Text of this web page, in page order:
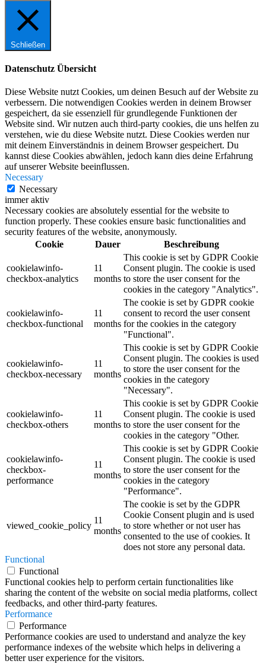
Schließen
Datenschutz Übersicht
Diese Website nutzt Cookies, um deinen Besuch auf der Website zu
verbessern. Die notwendigen Cookies werden in deinem Browser
gespeichert, da sie essenziell für grundlegende Funktionen der
Website sind. Wir nutzen auch third-party cookies, die uns helfen zu
verstehen, wie du diese Website nutzt. Diese Cookies werden nur
mit deinem Einverständnis in deinem Browser gespeichert. Du
kannst diese Cookies abwählen, jedoch kann dies deine Erfahrung
auf unserer Website beeinflussen.
Necessary
Necessary
immer aktiv
Necessary cookies are absolutely essential for the website to
function properly. These cookies ensure basic functionalities and
security features of the website, anonymously.
Cookie
Dauer Beschreibung
cookielawinfo-
checkbox-analytics
11
months
This cookie is set by GDPR Cookie
Consent plugin. The cookie is used
to store the user consent for the
cookies in the category "Analytics".
cookielawinfo-
checkbox-functional
11
months
The cookie is set by GDPR cookie
consent to record the user consent
for the cookies in the category
"Functional".
cookielawinfo-
checkbox-necessary
11
months
This cookie is set by GDPR Cookie
Consent plugin. The cookies is used
to store the user consent for the
cookies in the category
"Necessary".
cookielawinfo-
checkbox-others
11
months
This cookie is set by GDPR Cookie
Consent plugin. The cookie is used
to store the user consent for the
cookies in the category "Other.
cookielawinfo-
checkbox-
performance
11
months
This cookie is set by GDPR Cookie
Consent plugin. The cookie is used
to store the user consent for the
cookies in the category
"Performance".
viewed_cookie_policy
11
months
The cookie is set by the GDPR
Cookie Consent plugin and is used
to store whether or not user has
consented to the use of cookies. It
does not store any personal data.
Functional
Functional
Functional cookies help to perform certain functionalities like
sharing the content of the website on social media platforms, collect
feedbacks, and other third-party features.
Performance
Performance
Performance cookies are used to understand and analyze the key
performance indexes of the website which helps in delivering a
better user experience for the visitors.